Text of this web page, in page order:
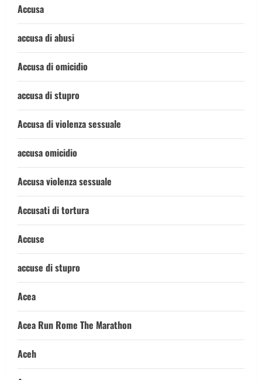
Accusa
accusa di abusi
Accusa di omicidio
accusa di stupro
Accusa di violenza sessuale
accusa omicidio
Accusa violenza sessuale
Accusati di tortura
Accuse
accuse di stupro
Acea
Acea Run Rome The Marathon
Aceh